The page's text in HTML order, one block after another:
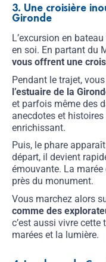
3. Une croisière
Gironde
L’excursion en
en soi. En partant du
vous offrent une
Pendant le trajet,
l’estuaire de la
et parfois même des
anecdotes et histoires
enrichissant.
Puis, le phare
départ, il devient
émouvante. La
près du monument.
Vous marchez alors
comme des
c’est aussi vivre
marées et la lumière.